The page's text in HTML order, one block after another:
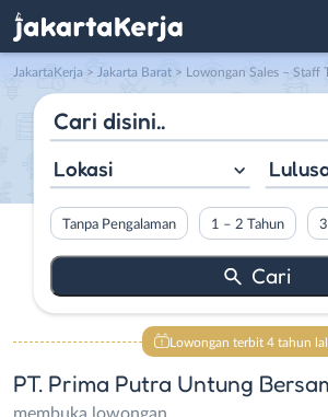
JakartaKerja > Jakarta Barat > Lowongan Sales – Staff Teknisi –
Lokasi
Tanpa Pengalaman 1 – 2 Tahun
Lowongan terbit 4 tahun
PT. Prima Putra Untung
membuka lowongan